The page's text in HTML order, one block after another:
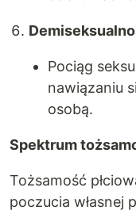
Pociąg
nawiązaniu
osobą.
Spektrum
Tożsamość
poczucia własnej